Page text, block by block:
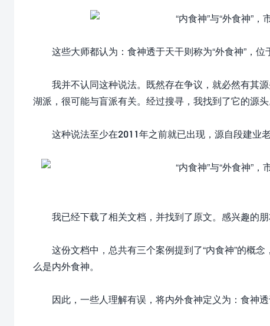
这些大师都认为：食神透于天干则称为“外食神”，位
我并不认同这种说法。既然存在争议，就必然有其源
湖派，很可能与盲派有关。经过搜寻，我找到了它的源头
这种说法至少在2011年之前就已出现，源自段建业老
我已经下载了相关文档，并找到了原文。感兴趣的朋
这份文档中，总共有三个案例提到了“内食神”的概念
么是内外食神。
因此，一些人理解有误，将内外食神定义为：食神透